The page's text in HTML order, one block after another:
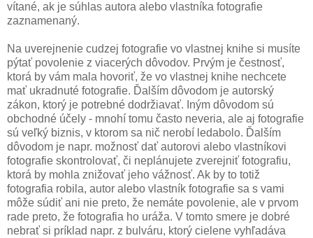
vítané, ak je súhlas autora alebo vlastníka fotografie
zaznamenaný.
Na uverejnenie cudzej fotografie vo vlastnej knihe si musíte
pýtať povolenie z viacerých dôvodov. Prvým je čestnosť,
ktorá by vám mala hovoriť, že vo vlastnej knihe nechcete
mať ukradnuté fotografie. Ďalším dôvodom je autorský
zákon, ktorý je potrebné dodržiavať. Iným dôvodom sú
obchodné účely - mnohí tomu často neveria, ale aj fotografie
sú veľký biznis, v ktorom sa nič nerobí ledabolo. Ďalším
dôvodom je napr. možnosť dať autorovi alebo vlastníkovi
fotografie skontrolovať, či neplánujete zverejniť fotografiu,
ktorá by mohla znižovať jeho vážnosť. Ak by to totiž
fotografia robila, autor alebo vlastník fotografie sa s vami
môže súdiť ani nie preto, že nemáte povolenie, ale v prvom
rade preto, že fotografia ho uráža. V tomto smere je dobré
nebrať si príklad napr. z bulváru, ktorý cielene vyhľadáva